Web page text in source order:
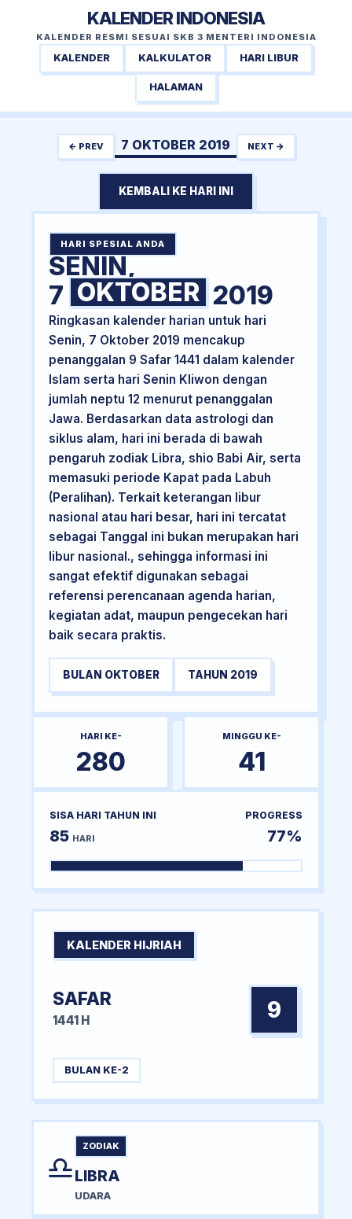
KALENDER INDONESIA
KALENDER RESMI SESUAI SKB 3 MENTERI INDONESIA
KALENDER KALKULATOR HARI LIBUR
HALAMAN
← PREV 7 OKTOBER 2019 NEXT →
KEMBALI KE HARI INI
HARI SPESIAL ANDA
SENIN,
7 OKTOBER 2019
Ringkasan kalender harian untuk hari
Senin, 7 Oktober 2019 mencakup
penanggalan 9 Safar 1441 dalam kalender
Islam serta hari Senin Kliwon dengan
jumlah neptu 12 menurut penanggalan
Jawa. Berdasarkan data astrologi dan
siklus alam, hari ini berada di bawah
pengaruh zodiak Libra, shio Babi Air, serta
memasuki periode Kapat pada Labuh
(Peralihan). Terkait keterangan libur
nasional atau hari besar, hari ini tercatat
sebagai Tanggal ini bukan merupakan hari
libur nasional., sehingga informasi ini
sangat efektif digunakan sebagai
referensi perencanaan agenda harian,
kegiatan adat, maupun pengecekan hari
baik secara praktis.
BULAN OKTOBER TAHUN 2019
HARI KE-
280
MINGGU KE-
41
SISA HARI TAHUN INI
85 HARI
PROGRESS
77%
KALENDER HIJRIAH
SAFAR
1441 H 9
BULAN KE-2
♎
ZODIAK
LIBRA
UDARA